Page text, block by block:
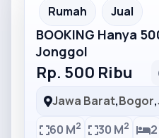
Partner Ad
Rumah Jual
BOOKING Hanya
Jonggol
Rp. 500 Ribu
Jawa Barat,Bogor,
60 M2 30 M2 2